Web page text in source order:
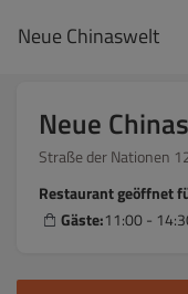
Neue Chinaswelt
Neue
Straße der Nationen
Restaurant geöffnet
Gäste:11:00 -